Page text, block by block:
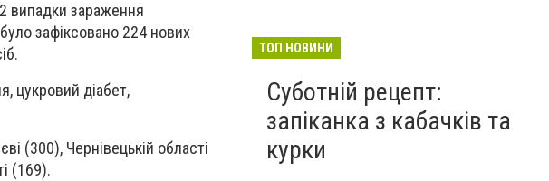
випадки зараження
зафіксовано 224 нових
цукровий діабет,
(300), Чернівецькій області
(169).
ТОП НОВИНИ
Суботній рецепт:
запіканка з кабачків та
курки